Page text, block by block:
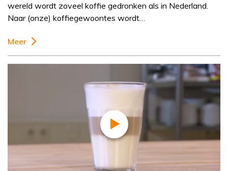
wereld wordt zoveel koffie gedronken als in Nederland.
Naar (onze) koffiegewoontes wordt…
Meer